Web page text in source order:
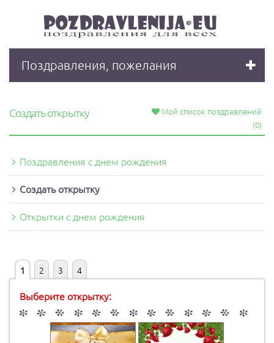
Поздравления, пожелания
Мой список поздравлений
(0)
Создать открытку
Поздравления с днeм рождения
Создать открытку
Открытки с днем рождения
1 2 3 4
Выберите открытку: